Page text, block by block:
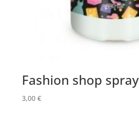
Fashion shop spray
3,00 €